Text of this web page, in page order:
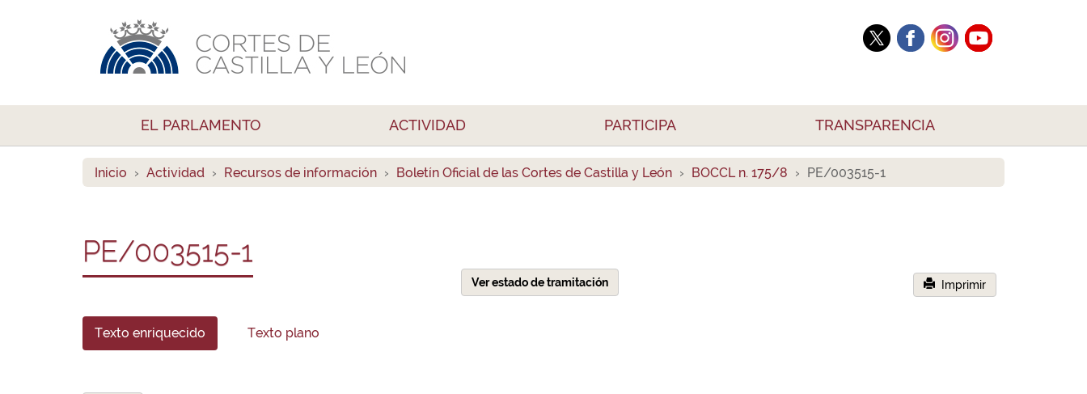
EL PARLAMENTO ACTIVIDAD PARTICIPA TRANSPARENCIA
Inicio Actividad Recursos de información Boletín Oficial de las Cortes de Castilla y León BOCCL n. 175/8 PE/003515-1
PE/003515-1
Ver estado de tramitación Imprimir
Texto enriquecido Texto plano